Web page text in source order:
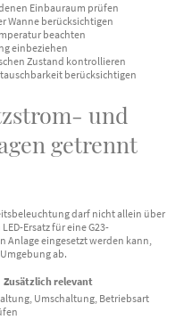
Einbauraum prüfen
Wanne berücksichtigen
beachten
einbeziehen
Zustand kontrollieren
berücksichtigen
und
getrennt
darf nicht allein über
Ersatz für eine G23-
Anlage eingesetzt werden kann,
ab.
Zusätzlich relevant
Umschaltung, Betriebsart